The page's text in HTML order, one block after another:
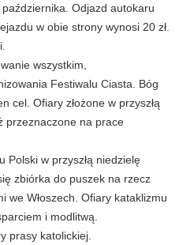
Odjazd autokaru
w obie strony wynosi 20 zł.
wszystkim,
Festiwalu Ciasta. Bóg
cel. Ofiary złożone w przyszłą
przeznaczone na prace
Polski w przyszłą niedzielę
zbiórka do puszek na rzecz
we Włoszech. Ofiary kataklizmu
i modlitwą.
prasy katolickiej.